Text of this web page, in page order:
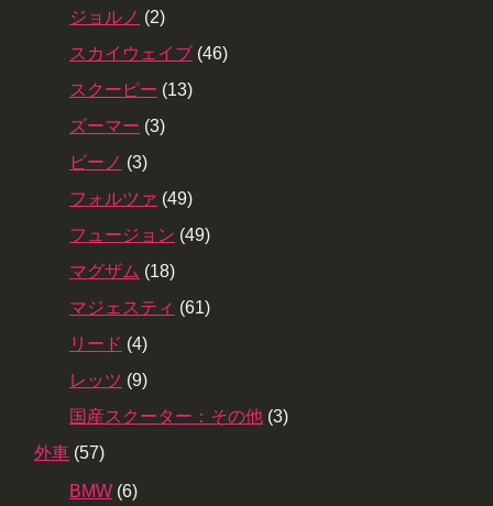
ジョルノ (2)
スカイウェイブ (46)
スクーピー (13)
ズーマー (3)
ビーノ (3)
フォルツァ (49)
フュージョン (49)
マグザム (18)
マジェスティ (61)
リード (4)
レッツ (9)
国産スクーター：その他 (3)
外車 (57)
BMW (6)